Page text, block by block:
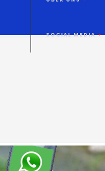
SOCIAL MEDIA